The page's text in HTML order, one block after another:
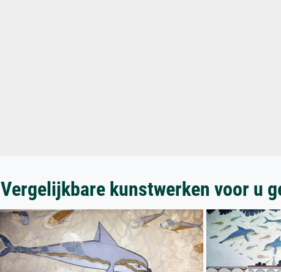
Vergelijkbare kunstwerken voor u